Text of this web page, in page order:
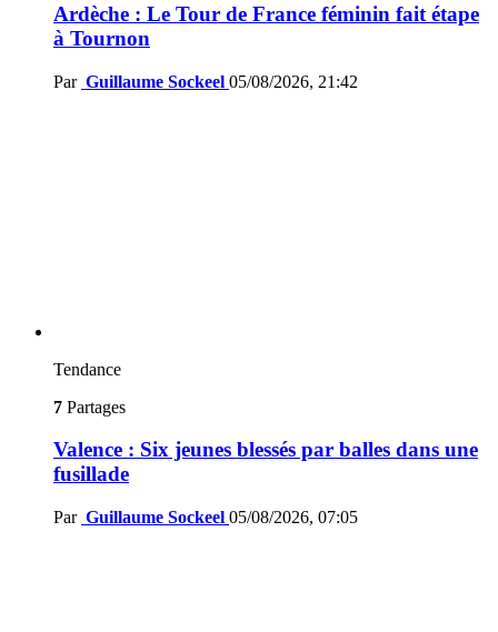
Ardèche : Le Tour de France féminin fait étape
à Tournon
Par Guillaume Sockeel 05/08/2026, 21:42
Tendance
7 Partages
Valence : Six jeunes blessés par balles dans une
fusillade
Par Guillaume Sockeel 05/08/2026, 07:05